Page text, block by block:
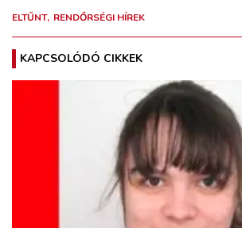
ELTŰNT RENDŐRSÉGI HÍREK
KAPCSOLÓDÓ CIKKEK